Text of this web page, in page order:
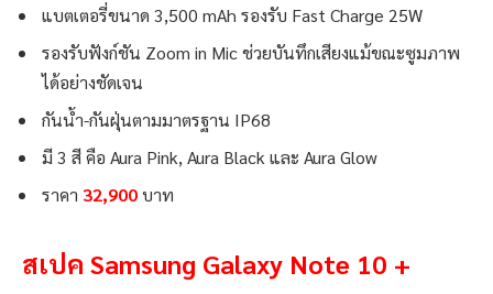
แบตเตอรี่ขนาด 3,500 mAh รองรับ Fast Charge 25W
รองรับฟังก์ชัน Zoom in Mic ช่วยบันทึกเสียงแม้ขณะซูมภาพ
ได้อย่างชัดเจน
กันน้ำ-กันฝุ่นตามมาตรฐาน IP68
มี 3 สี คือ Aura Pink, Aura Black และ Aura Glow
ราคา 32,900บาท
สเปค Samsung Galaxy Note 10 +